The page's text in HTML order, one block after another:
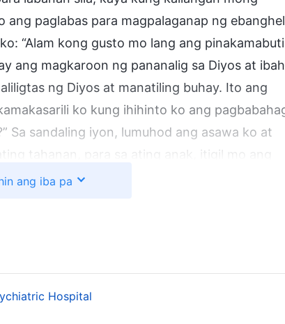
paglabas para magpalaganap ng
“Alam kong gusto mo lang ang
ang magkaroon ng pananalig sa Diyos at
ng Diyos at manatiling buhay. Ito ang
ko kung ihihinto ko ang
Sa sandaling iyon, lumuhod ang asawa ko at
tahanan, para sa ating anak, itigil mo ang
ay nangangahulugan na hindi makakapasok
ako. Sabihin mo sa akin, paano na ang
ang iba pa
Hospital